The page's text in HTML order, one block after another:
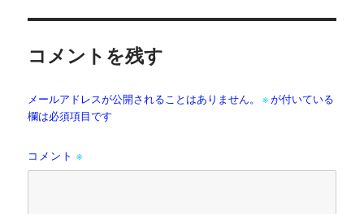
コメントを残す
メールアドレスが公開されることはありません。 ※が付いている
欄は必須項目です
コメント※